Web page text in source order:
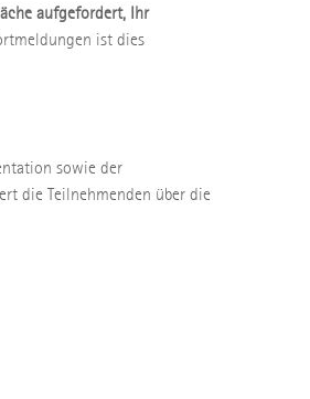
aufgefordert, Ihr
ist dies
sowie der
die Teilnehmenden über die